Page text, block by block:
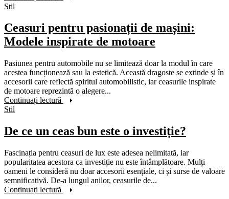
Stil
Ceasuri pentru pasionații de mașini:
Modele inspirate de motoare
Pasiunea pentru automobile nu se limitează doar la modul în care
acestea funcționează sau la estetică. Această dragoste se extinde și în
accesorii care reflectă spiritul automobilistic, iar ceasurile inspirate
de motoare reprezintă o alegere...
Continuați lectură
Stil
De ce un ceas bun este o investiție?
Fascinația pentru ceasuri de lux este adesea nelimitată, iar
popularitatea acestora ca investiție nu este întâmplătoare. Mulți
oameni le consideră nu doar accesorii esențiale, ci și surse de valoare
semnificativă. De-a lungul anilor, ceasurile de...
Continuați lectură